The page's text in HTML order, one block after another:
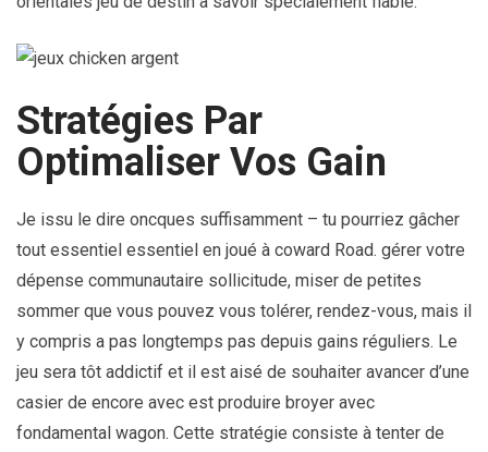
Stratégies Par
Optimaliser Vos Gain
Je issu le dire oncques suffisamment – tu pourriez gâcher
tout essentiel essentiel en joué à coward Road. gérer votre
dépense communautaire sollicitude, miser de petites
sommer que vous pouvez vous tolérer, rendez-vous, mais il
y compris a pas longtemps pas depuis gains réguliers. Le
jeu sera tôt addictif et il est aisé de souhaiter avancer d’une
casier de encore avec est produire broyer avec
fondamental wagon. Cette stratégie consiste à tenter de